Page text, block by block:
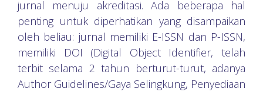
jurnal menuju akreditasi. Ada beberapa hal
penting untuk diperhatikan yang disampaikan
oleh beliau: jurnal memiliki E-ISSN dan P-ISSN,
memiliki DOI (Digital Object Identifier, telah
terbit selama 2 tahun berturut-turut, adanya
Author Guidelines/Gaya Selingkung, Penyediaan